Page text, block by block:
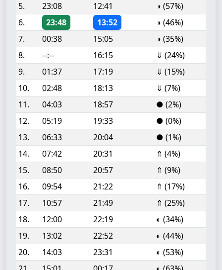
5.
23:08 12:41
◑ (57%)
6.
23:48 13:52
◑ (46%)
7.
00:38 15:05
◑ (35%)
8.
--:-- 16:15
⇓ (24%)
9.
01:37 17:19
⇓ (15%)
10.
02:48 18:13
⇓ (7%)
11.
04:03 18:57
● (2%)
12.
05:19 19:33
● (0%)
13.
06:33 20:04
● (1%)
14.
07:42 20:31
⇑ (4%)
15.
08:50 20:57
⇑ (9%)
16.
09:54 21:22
⇑ (17%)
17.
10:57 21:49
⇑ (25%)
18.
12:00 22:19
◐ (34%)
19.
13:02 22:52
◐ (44%)
20.
14:03 23:31
◐ (53%)